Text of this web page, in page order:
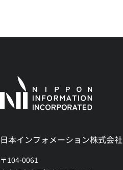
日本インフォメーション株式会社
〒104-0061